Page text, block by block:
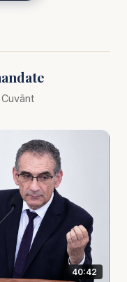
an pehttps://bibl
Mai are
creștine
într-o lume în
este
doar o
doar
unei
40:42